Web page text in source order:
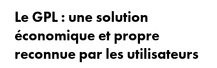
Le GPL : une solution
économique et propre
reconnue par les utilisateurs